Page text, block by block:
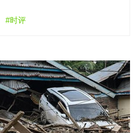
#时评